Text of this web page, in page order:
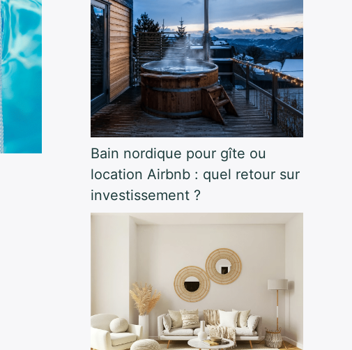
Bain nordique pour gîte ou
location Airbnb : quel retour sur
investissement ?